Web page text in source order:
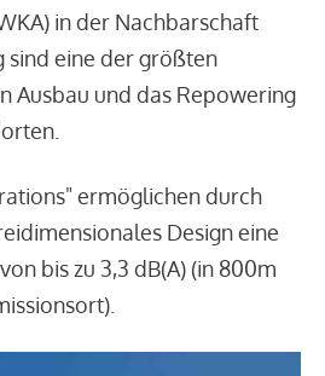
in der Nachbarschaft
eine der größten
Ausbau und das Repowering
ermöglichen durch
Design eine
bis zu 3,3 dB(A) (in 800m